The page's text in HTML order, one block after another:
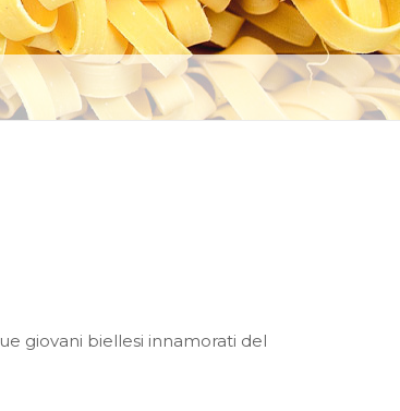
giovani biellesi innamorati del